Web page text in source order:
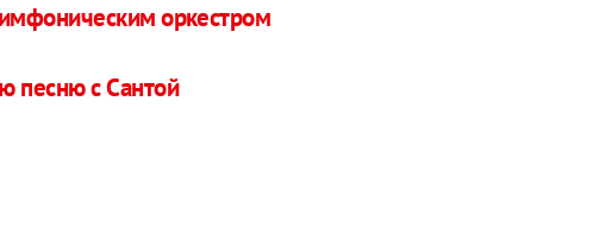
оркестром
песню с Сантой